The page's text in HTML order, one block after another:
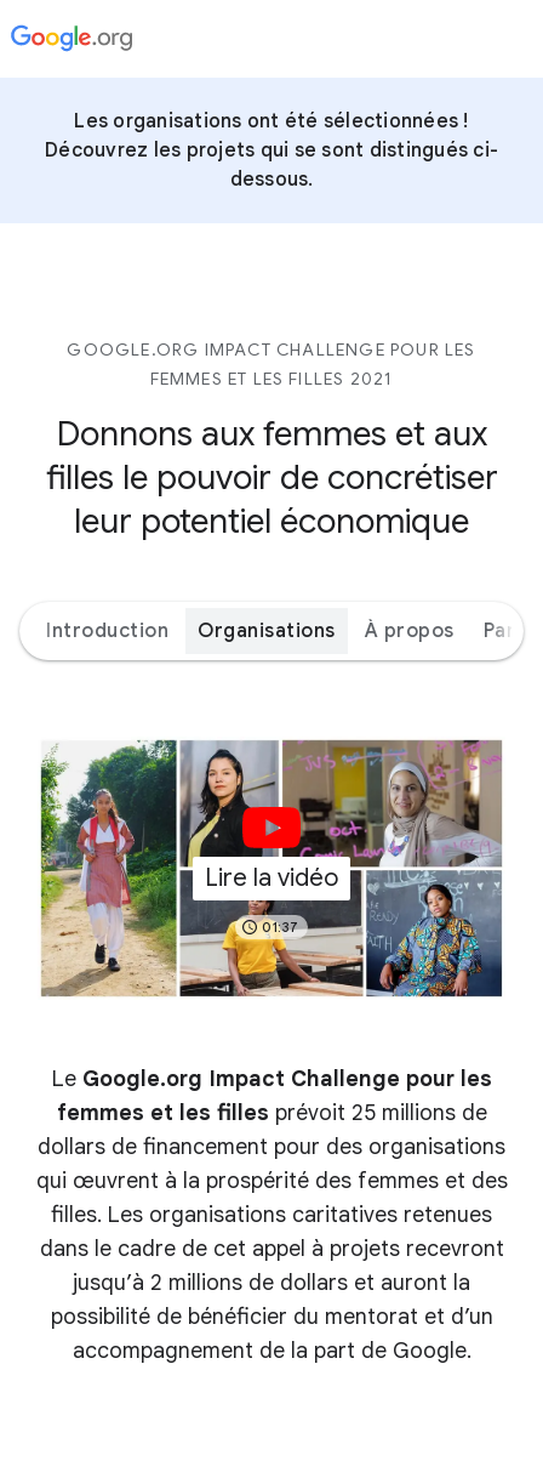
Les organisations ont été sélectionnées !
Découvrez les projets qui se sont distingués ci-
dessous.
GOOGLE.ORG IMPACT CHALLENGE POUR LES
FEMMES ET LES FILLES 2021
Donnons aux femmes et aux
filles le pouvoir de concrétiser
leur potentiel économique
Introduction Organisations À propos
Lire la vidéo
01:37
Le Google.org Impact Challenge pour les
femmes et les filles prévoit 25 millions de
dollars de financement pour des organisations
qui œuvrent à la prospérité des femmes et des
filles. Les organisations caritatives retenues
dans le cadre de cet appel à projets recevront
jusqu’à 2 millions de dollars et auront la
possibilité de bénéficier du mentorat et d’un
accompagnement de la part de Google.